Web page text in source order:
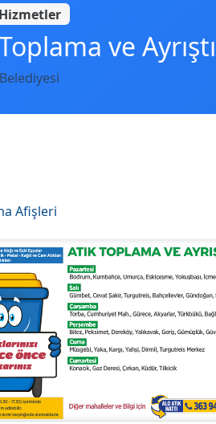
ve
Afişleri